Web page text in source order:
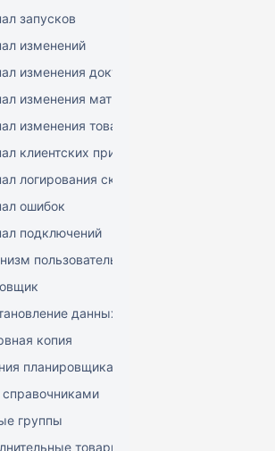
запусков
изменений
изменения документов
изменения матриц
изменения товаров
клиентских приложений
логирования сканирований штрихкодов
ошибок
подключений
пользовательского логирования
данных
копия
планировщика
справочниками
группы
товарные группы